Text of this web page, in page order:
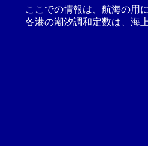
ここでの情報は、航海の用
各港の潮汐調和定数は、海